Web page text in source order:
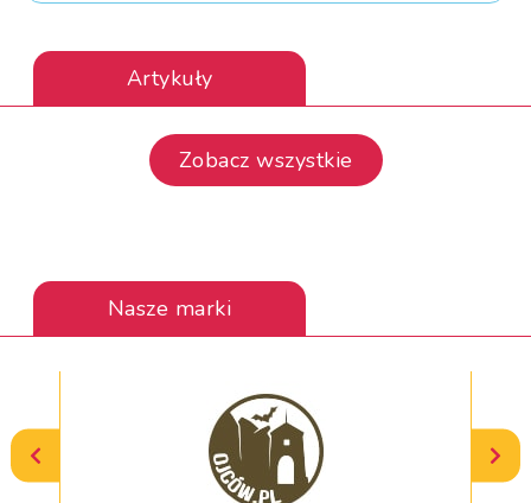
Artykuły
Zobacz wszystkie
Nasze marki